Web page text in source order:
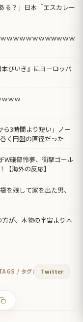
る？」日本「エスカレー
ｗｗｗｗｗｗｗwｗｗｗ
びいき』にヨーロッパ
ｗｗ
ら3時間より短い」ノー
く円盤の直径だった
礒部怜夢、衝撃ゴール
【海外の反応】
を残して家を出た男、
方が、本物の宇宙より本
/ タグ:
Twitter